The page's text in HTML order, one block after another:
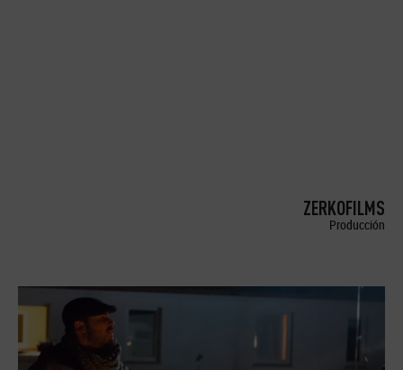
ZERKOFILMS
Producción